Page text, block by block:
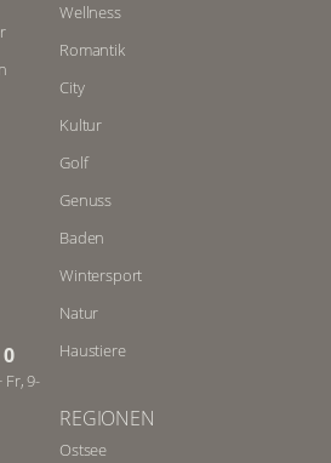
Fr, 9-
Wellness
Romantik
City
Kultur
Golf
Genuss
Baden
Wintersport
Natur
Haustiere
REGIONEN
Ostsee